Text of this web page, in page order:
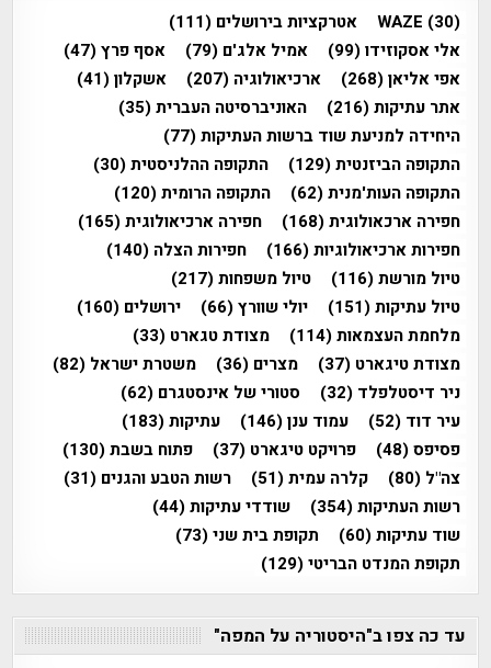
WAZE (30) אטרקציות בירושלים (111)
אלי אסקוזידו(99) אמיל אלג'ם (79) אסף פרץ(47)
אפי אליאן(268) ארכיאולוגיה (207) אשקלון(41)
אתר עתיקות(216) האוניברסיטה העברית(35)
היחידה למניעת שוד ברשות העתיקות(77)
התקופה הביזנטית(129) התקופה ההלניסטית(30)
התקופה העות'מנית(62) התקופה הרומית(120)
חפירה ארכאולוגית(168) חפירה ארכיאולוגית(165)
חפירות ארכיאולוגיות(166) חפירות הצלה (140)
טיול מורשת(116) טיול משפחות(217)
טיול עתיקות(151) יולי שוורץ(66) ירושלים (160)
מלחמת העצמאות(114) מצודת טגארט (33)
מצודת טיגארט (37) מצרים (36) משטרת ישראל (82)
ניר דיסטלפלד (32) סטורי של אינסטגרם (62)
עיר דוד (52) עמוד ענן(146) עתיקות(183)
פסיפס(48) פרויקט טיגארט (37) פתוח בשבת(130)
צה"ל (80) קלרה עמית(51) רשות הטבע והגנים (31)
רשות העתיקות(354) שודדי עתיקות(44)
שוד עתיקות(60) תקופת בית שני(73)
תקופת המנדט הבריטי(129)
עד כה צפו ב"היסטוריה על המפה"